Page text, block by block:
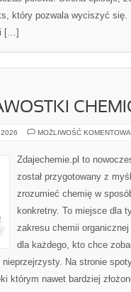
który pozwala wyciszyć
i […]
MOŻLIWOŚĆ
Zdajechemie.pl to
został przygotowany z
zrozumieć chemię w
konkretny. To miejsce dla
zakresu chemii
dla każdego, kto chce
Na stronie
którym nawet bardziej